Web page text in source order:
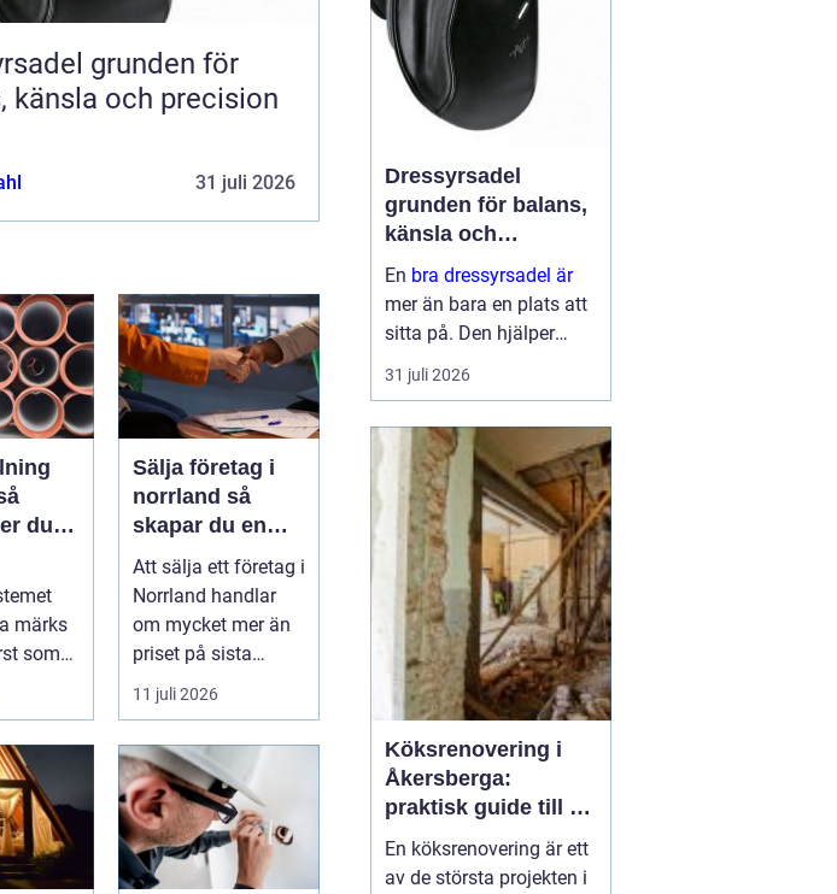
för
känsla och precision
31 juli 2026
du
i
märks
som
Sälja företag i
norrland så
skapar du en
trygg och
lönsam affär
Att sälja ett företag i
Norrland handlar
om mycket mer än
priset på sista
raden. För många
entrepren...
11 juli 2026
Dressyrsadel
grunden för balans,
känsla och
precision
En bra dressyrsadel är
mer än bara en plats att
sitta på. Den hjälper
ryttaren att hitta en
lodrät, stabil sits, ger
genom ryggen och gör
det möjligt att
kommunic...
31 juli 2026
Köksrenovering i
Åkersberga:
praktisk guide till ett
smartare kök
En köksrenovering är ett
av de största projekten i